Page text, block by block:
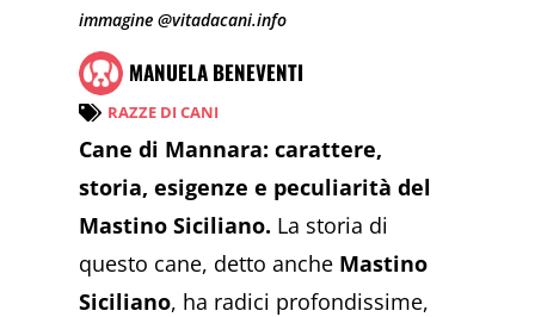
immagine @vitadacani.info
MANUELA BENEVENTI
RAZZE DI CANI
Cane di Mannara: carattere,
storia, esigenze e peculiarità del
Mastino Siciliano. La storia di
questo cane, detto anche Mastino
Siciliano, ha radici profondissime,